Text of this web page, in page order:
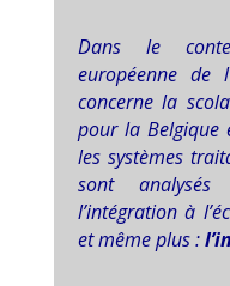
Dans le
européenne de
concerne la
pour la Belgique
les systèmes
sont
l’intégration à
et même plus :